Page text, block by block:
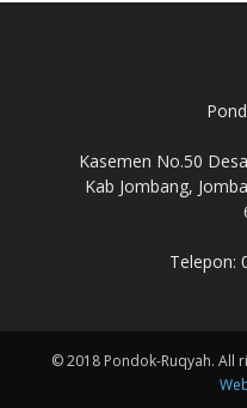
Kasemen No.50
Kab Jombang,
Telepon:
© 2018 Pondok-Ruqyah. All